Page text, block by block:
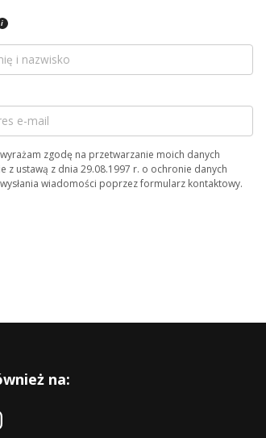
i
zgodę na przetwarzanie moich danych
z ustawą z dnia 29.08.1997 r. o ochronie danych
wiadomości poprzez formularz kontaktowy.
na: